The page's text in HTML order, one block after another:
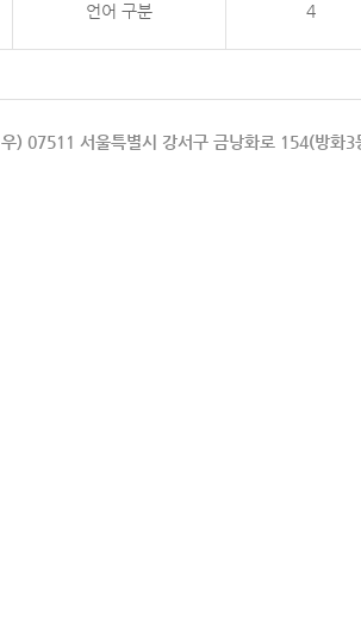
언어 구분 4
우) 07511 서울특별시 강서구 금낭화로 154(방화3